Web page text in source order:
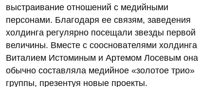
выстраивание отношений с медийными
персонами. Благодаря ее связям, заведения
холдинга регулярно посещали звезды первой
величины. Вместе с сооснователями холдинга
Виталием Истоминым и Артемом Лосевым она
обычно составляла медийное «золотое трио»
группы, презентуя новые проекты.